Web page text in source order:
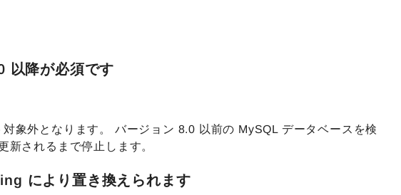
以降が必須です
象外となります。 バージョン 8.0 以前の MySQL データベースを検
されるまで停止します。
により置き換えられます